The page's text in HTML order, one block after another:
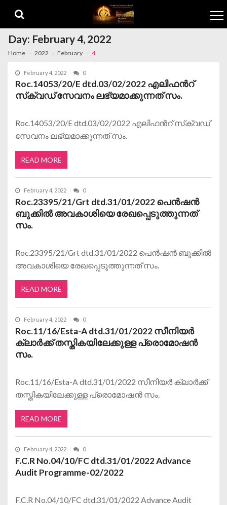
Day: February 4, 2022
Home 2022 February 4
February 4, 2022 0
Roc.14053/20/E dtd.03/02/2022 എലിഫൻറ്
സ്‌ക്വഡ് സേവനം ലഭ്യമാക്കുന്നത് സം.
Roc.14053/20/E dtd.03/02/2022 എലിഫൻറ് സ്‌ക്വഡ്
സേവനം ലഭ്യമാക്കുന്നത് സം.
READ MORE
February 4, 2022 0
Roc.23395/21/Grt dtd.31/01/2022 പെൻഷൻ
ബുക്കിൽ അവകാശിയെ രേഖപ്പെടുത്തുന്നത്
സം.
Roc.23395/21/Grt dtd.31/01/2022 പെൻഷൻ ബുക്കിൽ
അവകാശിയെ രേഖപ്പെടുത്തുന്നത് സം.
READ MORE
February 4, 2022 0
Roc.11/16/Esta-A dtd.31/01/2022 സീനിയർ
ക്ലാർക്ക് തസ്തികയിലേക്കുള്ള പ്രൊമോഷൻ
സം.
Roc.11/16/Esta-A dtd.31/01/2022 സീനിയർ ക്ലാർക്ക്
തസ്തികയിലേക്കുള്ള പ്രൊമോഷൻ സം.
READ MORE
February 4, 2022 0
F.C.R No.04/10/FC dtd.31/01/2022 Advance
Audit Programme-02/2022
F.C.R No.04/10/FC dtd.31/01/2022 Advance Audit